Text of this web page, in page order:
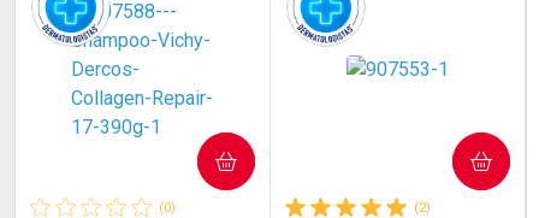
(0)
COMPRAR
(2)
COMPRAR